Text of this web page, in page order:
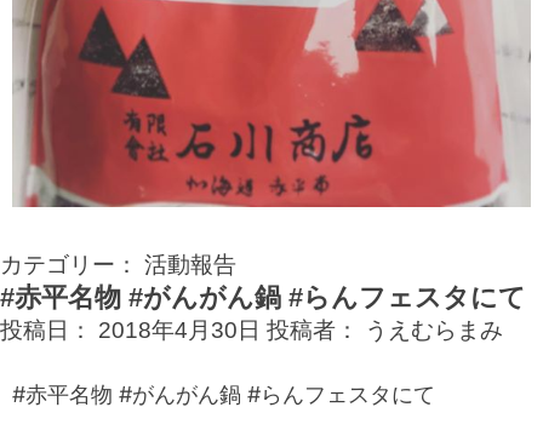
カテゴリー： 活動報告
#赤平名物 #がんがん鍋 #らんフェスタにて
投稿日： 2018年4月30日 投稿者： うえむらまみ
#赤平名物 #がんがん鍋 #らんフェスタにて